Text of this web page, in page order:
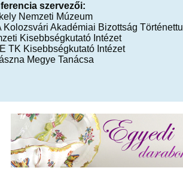
szervezői:
Nemzeti Múzeum
Kolozsvári Akadémiai Bizottság
Kisebbségkutató Intézet
TK Kisebbségkutató Intézet
Megye Tanácsa